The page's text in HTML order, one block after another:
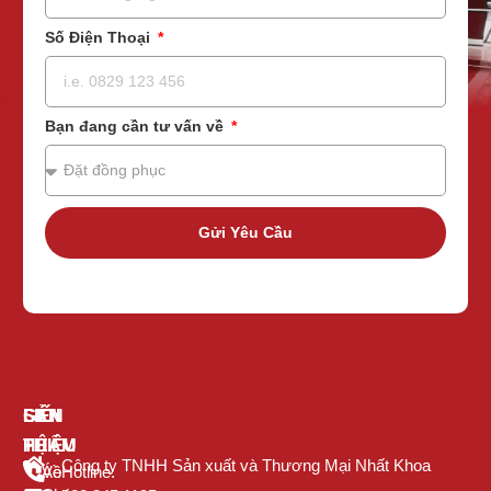
Số Điện Thoại
Bạn đang cần tư vấn về
Gửi Yêu Cầu
Công ty TNHH Sản xuất và Thương Mại Nhất Khoa
GIỚI
THIỆU
Về
SẢN
PHẨM
Áo
LIÊN
HỆ
Hotline: